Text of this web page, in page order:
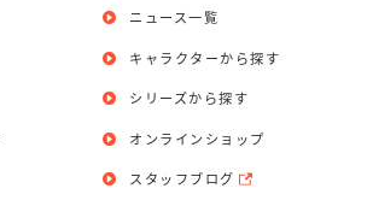
ニュース一覧
キャラクターから探す
シリーズから探す
オンラインショップ
スタッフブログ